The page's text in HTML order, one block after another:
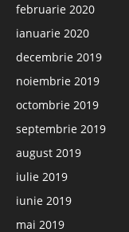
februarie 2020
ianuarie 2020
decembrie 2019
noiembrie 2019
octombrie 2019
septembrie 2019
august 2019
iulie 2019
iunie 2019
mai 2019